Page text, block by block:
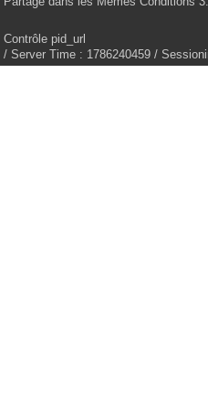
Contrôle pid_url
/ Server Time : 1786240459 /